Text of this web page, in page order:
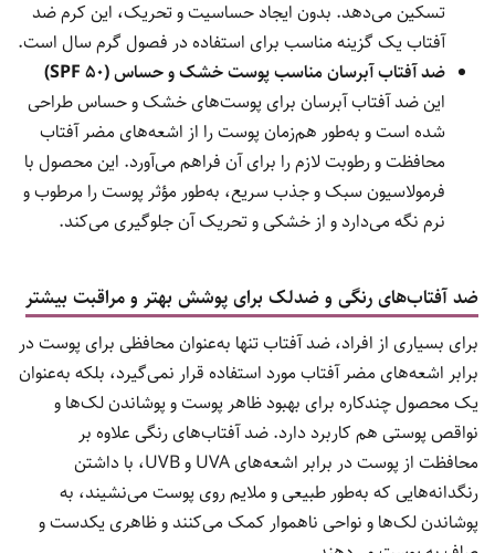
تسکین می‌دهد. بدون ایجاد حساسیت و تحریک، این کرم ضد
آفتاب یک گزینه مناسب برای استفاده در فصول گرم سال است.
ضد آفتاب آبرسان مناسب پوست خشک و حساس (SPF 50)
این ضد آفتاب آبرسان برای پوست‌های خشک و حساس طراحی
شده است و به‌طور هم‌زمان پوست را از اشعه‌های مضر آفتاب
محافظت و رطوبت لازم را برای آن فراهم می‌آورد. این محصول با
فرمولاسیون سبک و جذب سریع، به‌طور مؤثر پوست را مرطوب و
نرم نگه می‌دارد و از خشکی و تحریک آن جلوگیری می‌کند.
ضد آفتاب‌های رنگی و ضدلک برای پوشش بهتر و مراقبت بیشتر
برای بسیاری از افراد، ضد آفتاب تنها به‌عنوان محافظی برای پوست در
برابر اشعه‌های مضر آفتاب مورد استفاده قرار نمی‌گیرد، بلکه به‌عنوان
یک محصول چندکاره برای بهبود ظاهر پوست و پوشاندن لک‌ها و
نواقص پوستی هم کاربرد دارد. ضد آفتاب‌های رنگی علاوه بر
محافظت از پوست در برابر اشعه‌های UVA و UVB، با داشتن
رنگدانه‌هایی که به‌طور طبیعی و ملایم روی پوست می‌نشیند، به
پوشاندن لک‌ها و نواحی ناهموار کمک می‌کنند و ظاهری یکدست و